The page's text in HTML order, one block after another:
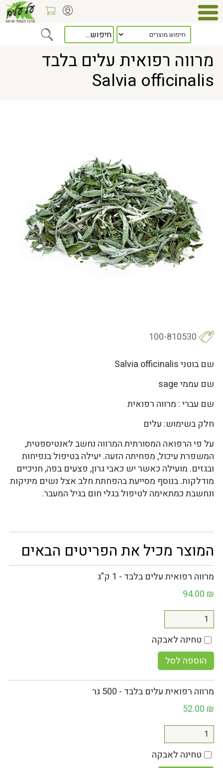
> מרווה רפואית עלים בלבד Salvia officinalis
מרווה רפואית עלים בלבד
Salvia officinalis
100-810530
שם בוטני Salvia officinalis
שם עממי sage
שם עברי : מרווה רפואית
חלק בשימוש: עלים
על פי הרפואה המסורתית המרווה נחשב לאנטיספטית,
המשפרת עיכול, מפחיתה הזעה. יעילה בטיפול בנפיחות
ובגזים. מועילה כאשר יש כאבי גרון, פצעים בפה, חניכיים
מודלקות. בנוסף מסייעת בהפחתת חלב אצל נשים מיניקות
ונחשבת כמתאימה לטיפול בגלי חום בגיל המעבר.
המוצר מכיל את הפריטים הבאים
מרווה רפואית עלים בלבד - 1 ק"ג
94.00 ₪
טחינה לאבקה
הוספה לסל
מרווה רפואית עלים בלבד - 500 גר
52.00 ₪
טחינה לאבקה